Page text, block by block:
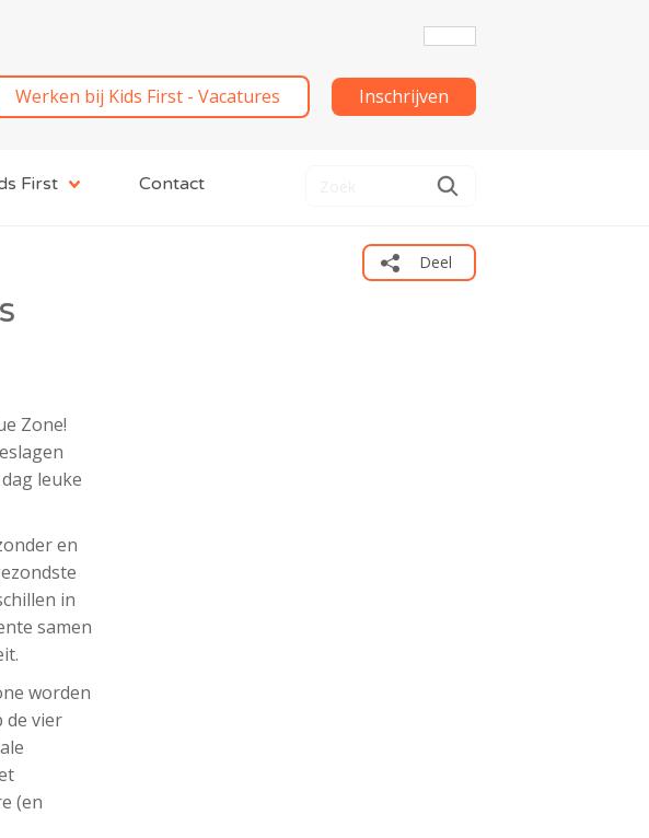
Werken bij Kids First - Vacatures Inschrijven
First Contact
Deel
Zone!
leuke
en
in
samen
worden
de vier
(en